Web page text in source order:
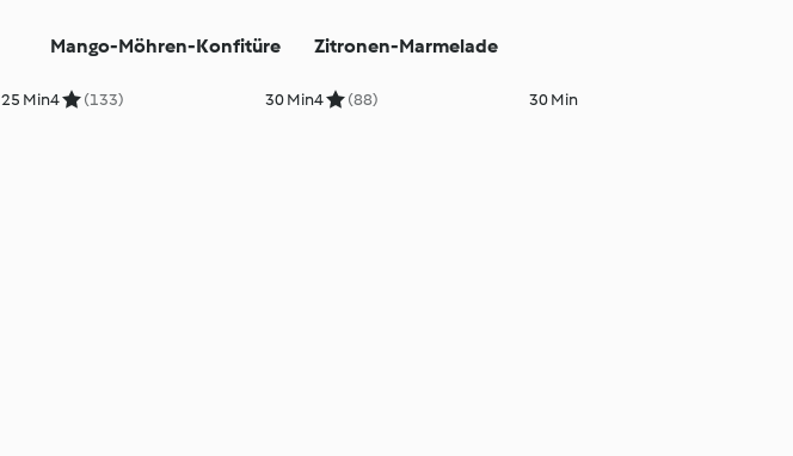
25 Min
Mango-Möhren-Konfitüre
4 (133) 30 Min
Zitronen-Marmelade
4 (88) 30 Min